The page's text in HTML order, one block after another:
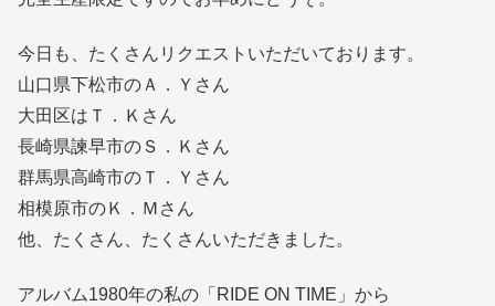
今日も、たくさんリクエストいただいております。
山口県下松市のＡ．Ｙさん
大田区はＴ．Ｋさん
長崎県諫早市のＳ．Ｋさん
群馬県高崎市のＴ．Ｙさん
相模原市のＫ．Ｍさん
他、たくさん、たくさんいただきました。
アルバム1980年の私の「RIDE ON TIME」から